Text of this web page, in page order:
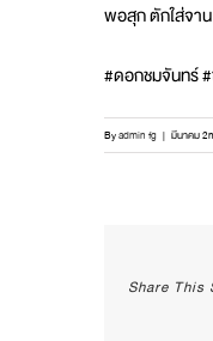
พอสุก ตักใส่จา
#ดอกชมจันทร์
Byadmin fg | มีนาคม
Share This